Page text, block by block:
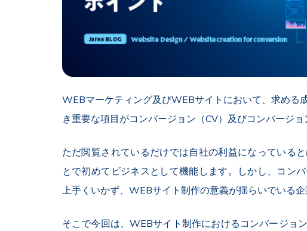
WEBマーケティング及びWEBサイトにおいて、求める
き重要な項目がコンバージョン（CV）及びコンバージョ
ただ閲覧されているだけでは自社の利益になっている
とで初めてビジネスとして機能します。しかし、コン
上手くいかず、WEBサイト制作の意義が揺らいでいる企
そこで今回は、WEBサイト制作におけるコンバージョ